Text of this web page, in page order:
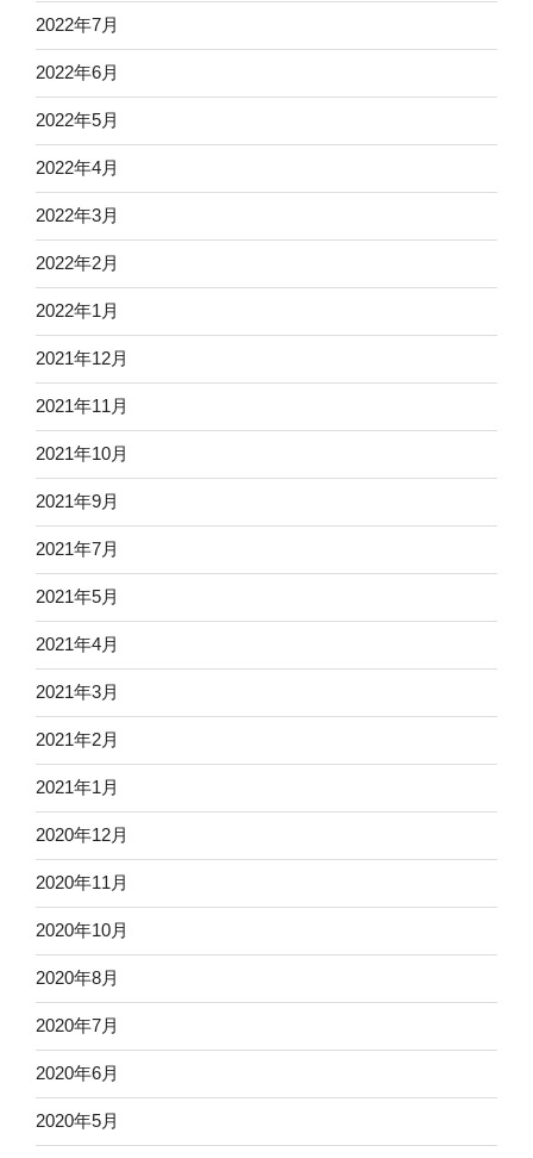
2022年7月
2022年6月
2022年5月
2022年4月
2022年3月
2022年2月
2022年1月
2021年12月
2021年11月
2021年10月
2021年9月
2021年7月
2021年5月
2021年4月
2021年3月
2021年2月
2021年1月
2020年12月
2020年11月
2020年10月
2020年8月
2020年7月
2020年6月
2020年5月